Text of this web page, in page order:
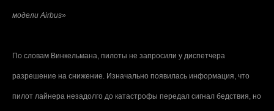
модели Airbus»
По словам Винкельмана, пилоты не запросили у диспетчера
разрешение на снижение. Изначально появилась информация, что
пилот лайнера незадолго до катастрофы передал сигнал бедствия, но